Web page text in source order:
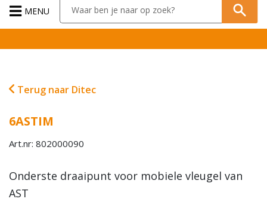
MENU
Terug naar Ditec
6ASTIM
Art.nr: 802000090
Onderste draaipunt voor mobiele vleugel van
AST